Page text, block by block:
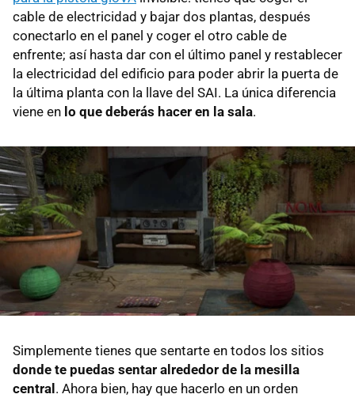
cable de electricidad y bajar dos plantas, después
conectarlo en el panel y coger el otro cable de
enfrente; así hasta dar con el último panel y restablecer
la electricidad del edificio para poder abrir la puerta de
la última planta con la llave del SAI. La única diferencia
viene en lo que deberás hacer en la sala.
Simplemente tienes que sentarte en todos los sitios
donde te puedas sentar alrededor de la mesilla
central. Ahora bien, hay que hacerlo en un orden